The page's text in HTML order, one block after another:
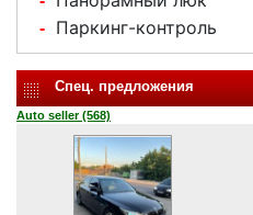
- Паркинг-контроль
Спец. предложения
Auto seller (568)